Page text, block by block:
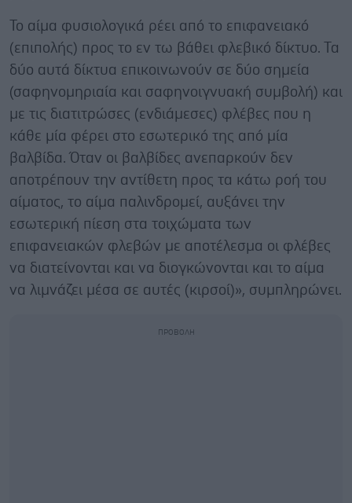
Το αίμα φυσιολογικά ρέει από το επιφανειακό
(επιπολής) προς το εν τω βάθει φλεβικό δίκτυο. Τα
δύο αυτά δίκτυα επικοινωνούν σε δύο σημεία
(σαφηνομηριαία και σαφηνοιγνυακή συμβολή) και
με τις διατιτρώσες (ενδιάμεσες) φλέβες που η
κάθε μία φέρει στο εσωτερικό της από μία
βαλβίδα. Όταν οι βαλβίδες ανεπαρκούν δεν
αποτρέπουν την αντίθετη προς τα κάτω ροή του
αίματος, το αίμα παλινδρομεί, αυξάνει την
εσωτερική πίεση στα τοιχώματα των
επιφανειακών φλεβών με αποτέλεσμα οι φλέβες
να διατείνονται και να διογκώνονται και το αίμα
να λιμνάζει μέσα σε αυτές (κιρσοί)», συμπληρώνει.